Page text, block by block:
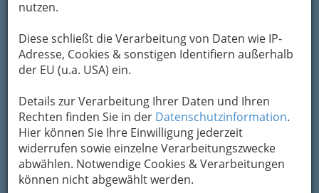
nutzen.
Diese schließt die Verarbeitung von Daten wie IP-
Adresse, Cookies & sonstigen Identifiern außerhalb
der EU (u.a. USA) ein.
Details zur Verarbeitung Ihrer Daten und Ihren
Rechten finden Sie in der Datenschutzinformation.
Hier können Sie Ihre Einwilligung jederzeit
widerrufen sowie einzelne Verarbeitungszwecke
abwählen. Notwendige Cookies & Verarbeitungen
können nicht abgewählt werden.
einem gemeinnützigen Bauträger
(Gemeinnützige Bauvereinigung,
Wohnungsbaugenossenschaft) errichtete Miet-
öffentliche Hand (in Österreich: Länder)
gefördert wird.
Obwohl der Begriff